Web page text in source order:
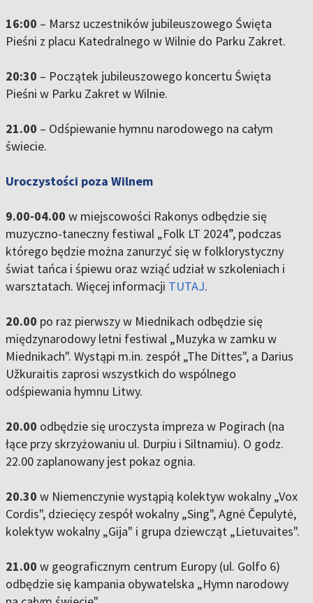
16:00 – Marsz uczestników jubileuszowego Święta
Pieśni z placu Katedralnego w Wilnie do Parku Zakret.
20:30 – Początek jubileuszowego koncertu Święta
Pieśni w Parku Zakret w Wilnie.
21.00 – Odśpiewanie hymnu narodowego na całym
świecie.
Uroczystości poza Wilnem
9.00-04.00 w miejscowości Rakonys odbędzie się
muzyczno-taneczny festiwal „Folk LT 2024”, podczas
którego będzie można zanurzyć się w folklorystyczny
świat tańca i śpiewu oraz wziąć udział w szkoleniach i
warsztatach. Więcej informacji TUTAJ.
20.00 po raz pierwszy w Miednikach odbędzie się
międzynarodowy letni festiwal „Muzyka w zamku w
Miednikach". Wystąpi m.in. zespół „The Dittes", a Darius
Užkuraitis zaprosi wszystkich do wspólnego
odśpiewania hymnu Litwy.
20.00 odbędzie się uroczysta impreza w Pogirach (na
łące przy skrzyżowaniu ul. Durpiu i Siltnamiu). O godz.
22.00 zaplanowany jest pokaz ognia.
20.30 w Niemenczynie wystąpią kolektyw wokalny „Vox
Cordis", dziecięcy zespół wokalny „Sing", Agnė Čepulytė,
kolektyw wokalny „Gija" i grupa dziewcząt „Lietuvaites".
21.00 w geograficznym centrum Europy (ul. Golfo 6)
odbędzie się kampania obywatelska „Hymn narodowy